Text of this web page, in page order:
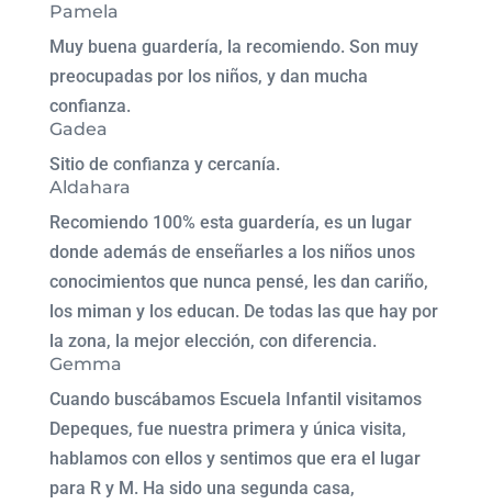
Pamela
Muy buena guardería, la recomiendo. Son muy
preocupadas por los niños, y dan mucha
confianza.
Gadea
Sitio de confianza y cercanía.
Aldahara
Recomiendo 100% esta guardería, es un lugar
donde además de enseñarles a los niños unos
conocimientos que nunca pensé, les dan cariño,
los miman y los educan. De todas las que hay por
la zona, la mejor elección, con diferencia.
Gemma
Cuando buscábamos Escuela Infantil visitamos
Depeques, fue nuestra primera y única visita,
hablamos con ellos y sentimos que era el lugar
para R y M. Ha sido una segunda casa,